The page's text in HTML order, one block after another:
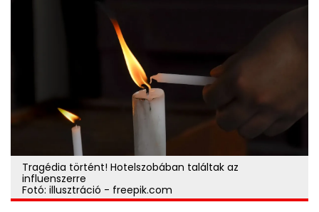
Tragédia történt! Hotelszobában találtak az
influenszerre
Fotó: illusztráció - freepik.com